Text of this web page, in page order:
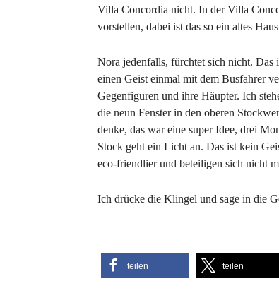
Villa Concordia nicht. In der Villa
vorstellen, dabei ist das so ein altes
Nora jedenfalls, fürchtet sich nicht. Das
einen Geist einmal mit dem Busfahrer
Gegenfiguren und ihre Häupter. Ich
die neun Fenster in den oberen
denke, das war eine super Idee, drei
Stock geht ein Licht an. Das ist kein
eco-friendlier und beteiligen sich nicht
Ich drücke die Klingel und sage in die
teilen teilen